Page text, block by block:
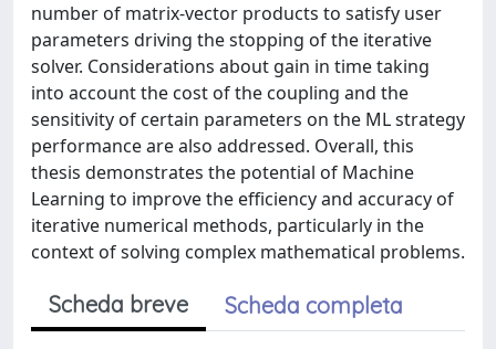
number of matrix-vector products to satisfy user
parameters driving the stopping of the iterative
solver. Considerations about gain in time taking
into account the cost of the coupling and the
sensitivity of certain parameters on the ML strategy
performance are also addressed. Overall, this
thesis demonstrates the potential of Machine
Learning to improve the efficiency and accuracy of
iterative numerical methods, particularly in the
context of solving complex mathematical problems.
Scheda breve Scheda completa